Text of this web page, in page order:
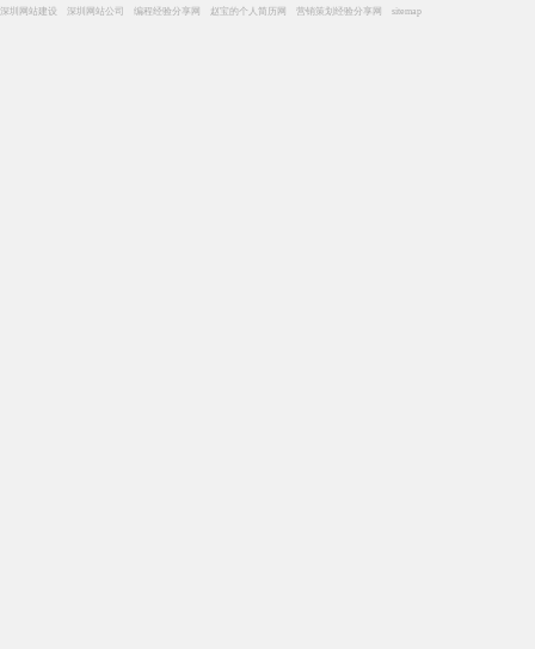
深圳网站建设
深圳网站公司 编程经验分享网 赵宝的个人简历网 营销策划经验分享网 sitemap